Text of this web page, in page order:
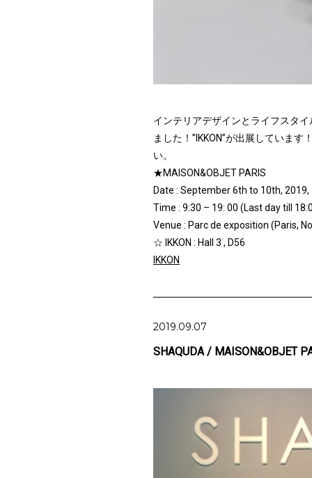
インテリアデザインとライフスタ
ました！”IKKON”が出展していま
い。
★MAISON&OBJET PARIS
Date : September 6th to 10th, 2019,
Time : 9:30 – 19: 00 (Last day till
Venue : Parc de exposition (Paris,
☆ IKKON : Hall 3 , D56
IKKON
2019.09.07
SHAQUDA / MAISON&OBJET